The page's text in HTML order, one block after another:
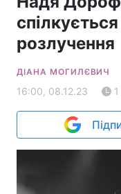
розлучення
ДІАНА МОГИЛЄВИЧ
16:00, 08.12.23